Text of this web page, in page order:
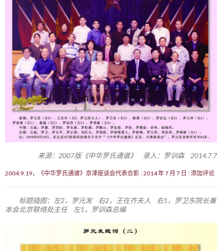
来源：2007版《中华罗氏通谱》 录入：罗训森 2014.7.7
2004.9.19，《中华罗氏通谱》京津座谈会代表合影 2014 年 7 月 7 日 添加评论
标题插图：左2，罗元发 右2，王在齐夫人 右1，罗卫东院长兼
本会北京联络处主任 左1，罗训森总编